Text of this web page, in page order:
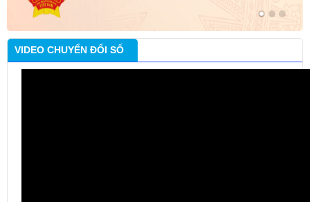
VIDEO CHUYỂN ĐỔI SỐ